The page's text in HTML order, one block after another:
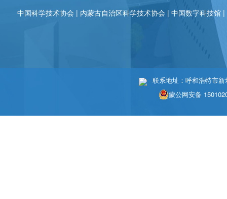
中国科学技术协会 | 内蒙古自治区科学技术协会 |中国数字科技馆 |
联系地址：呼和浩特市
蒙公网安备